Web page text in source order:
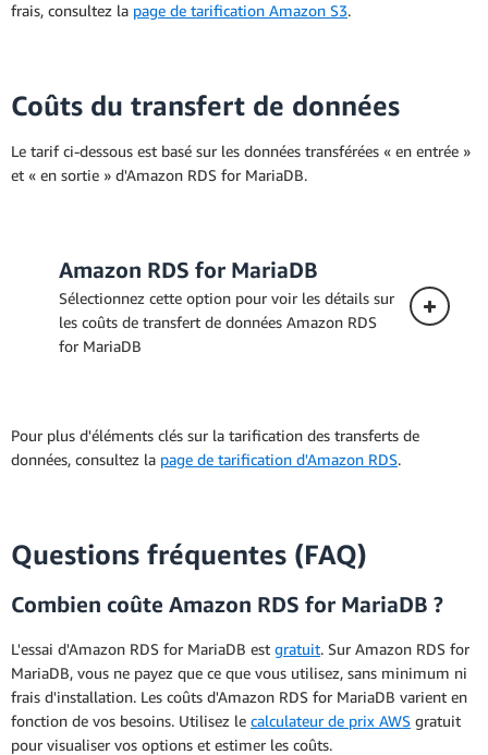
frais, consultez la page de tarification Amazon S3.
Coûts du transfert de données
Le tarif ci-dessous est basé sur les données transférées « en entrée »
et « en sortie » d'Amazon RDS for MariaDB.
Amazon RDS for MariaDB
Sélectionnez cette option pour voir les détails sur
les coûts de transfert de données Amazon RDS
for MariaDB
Pour plus d'éléments clés sur la tarification des transferts de
données, consultez la page de tarification d'Amazon RDS.
Questions fréquentes (FAQ)
Combien coûte Amazon RDS for MariaDB ?
L'essai d'Amazon RDS for MariaDB est gratuit. Sur Amazon RDS for
MariaDB, vous ne payez que ce que vous utilisez, sans minimum ni
frais d'installation. Les coûts d'Amazon RDS for MariaDB varient en
fonction de vos besoins. Utilisez le calculateur de prix AWS gratuit
pour visualiser vos options et estimer les coûts.